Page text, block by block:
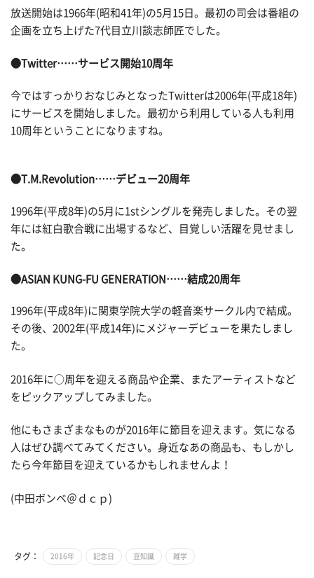
放送開始は1966年(昭和41年)の5月15日。最初の司会は番組の
企画を立ち上げた7代目立川談志師匠でした。
●Twitter……サービス開始10周年
今ではすっかりおなじみとなったTwitterは2006年(平成18年)
にサービスを開始しました。最初から利用している人も利用
10周年ということになりますね。
●T.M.Revolution……デビュー20周年
1996年(平成8年)の5月に1stシングルを発売しました。その翌
年には紅白歌合戦に出場するなど、目覚しい活躍を見せまし
た。
●ASIAN KUNG-FU GENERATION……結成20周年
1996年(平成8年)に関東学院大学の軽音楽サークル内で結成。
その後、2002年(平成14年)にメジャーデビューを果たしまし
た。
2016年に○周年を迎える商品や企業、またアーティストなど
をピックアップしてみました。
他にもさまざまなものが2016年に節目を迎えます。気になる
人はぜひ調べてみてください。身近なあの商品も、もしかし
たら今年節目を迎えているかもしれませんよ！
(中田ボンベ＠ｄｃｐ)
タグ： 2016年 記念日 豆知識 雑学